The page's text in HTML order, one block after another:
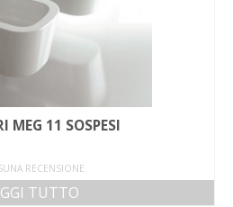
MEG 11 SOSPESI
RECENSIONE
TUTTO